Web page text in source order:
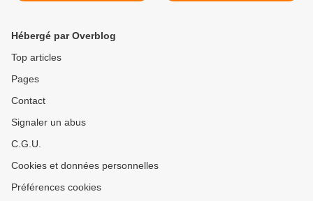
Hébergé par Overblog
Top articles
Pages
Contact
Signaler un abus
C.G.U.
Cookies et données personnelles
Préférences cookies